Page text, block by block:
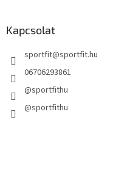
Kapcsolat
sportfit@sportfit.hu
06706293861
@sportfithu
@sportfithu